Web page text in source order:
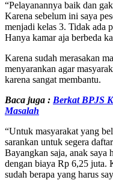
“Pelayanannya baik dan
Karena sebelum ini saya
menjadi kelas 3. Tidak ada
Hanya kamar aja berbeda
Karena sudah merasakan
menyarankan agar
karena sangat membantu.
Baca juga : Berkat BPJS
Masalah
“Untuk masyarakat yang
sarankan untuk segera
Bayangkan saja, anak saya
dengan biaya Rp 6,25 juta.
sudah berapa yang harus